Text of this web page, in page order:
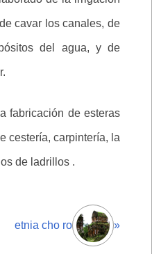
cavar los canales, de
del agua, y de
fabricación de esteras
cestería, carpintería, la
de ladrillos .
etnia cho ro »